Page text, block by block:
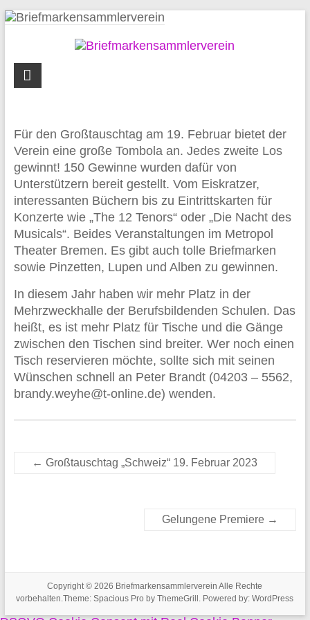
Zum
Umgebung
Für den Großtauschtag am 19. Februar bietet der
Verein eine große Tombola an. Jedes zweite Los
gewinnt! 150 Gewinne wurden dafür von
Unterstützern bereit gestellt. Vom Eiskratzer,
interessanten Büchern bis zu Eintrittskarten für
Konzerte wie „The 12 Tenors“ oder „Die Nacht des
Musicals“. Beides Veranstaltungen im Metropol
Theater Bremen. Es gibt auch tolle Briefmarken
sowie Pinzetten, Lupen und Alben zu gewinnen.
In diesem Jahr haben wir mehr Platz in der
Mehrzweckhalle der Berufsbildenden Schulen. Das
heißt, es ist mehr Platz für Tische und die Gänge
zwischen den Tischen sind breiter. Wer noch einen
Tisch reservieren möchte, sollte sich mit seinen
Wünschen schnell an Peter Brandt (04203 – 5562,
brandy.weyhe@t-online.de) wenden.
← Großtauschtag „Schweiz“ 19. Februar 2023
Gelungene Premiere →
Copyright © 2026 Briefmarkensammlerverein Alle Rechte
vorbehalten.Theme:Spacious Pro by ThemeGrill. Powered by:WordPress